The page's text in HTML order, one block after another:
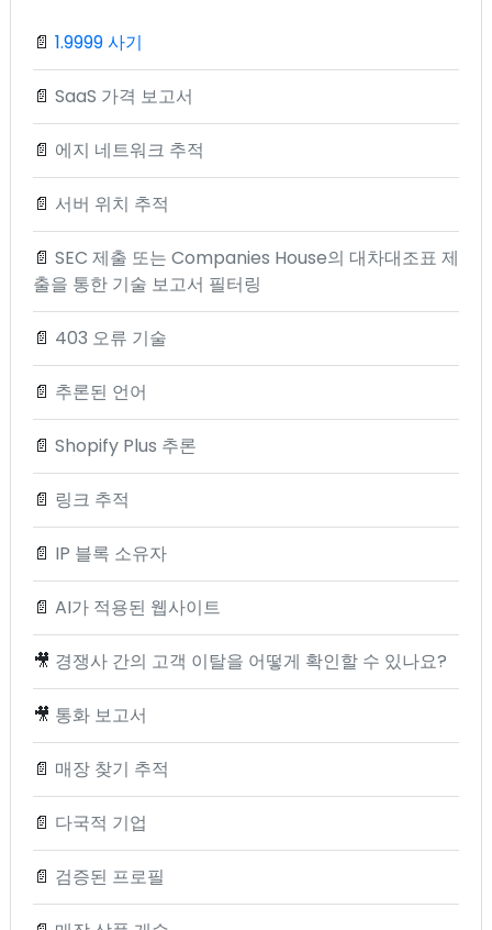
📄 1.9999 사기
📄 SaaS 가격 보고서
📄 에지 네트워크 추적
📄 서버 위치 추적
📄 SEC 제출 또는 Companies House의 대차대조표 제
출을 통한 기술 보고서 필터링
📄 403 오류 기술
📄 추론된 언어
📄 Shopify Plus 추론
📄 링크 추적
📄 IP 블록 소유자
📄 AI가 적용된 웹사이트
🎥 경쟁사 간의 고객 이탈을 어떻게 확인할 수 있나요?
🎥 통화 보고서
📄 매장 찾기 추적
📄 다국적 기업
📄 검증된 프로필